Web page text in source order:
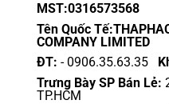
MST:0316573568
Tên Quốc
COMPANY LIMITED
ĐT: - 0906.35.63.35
Trưng Bày SP Bán Lẻ:
TP.HCM